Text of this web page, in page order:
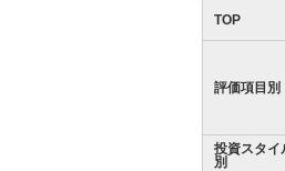
TOP
評価項目別
投資スタイ
別